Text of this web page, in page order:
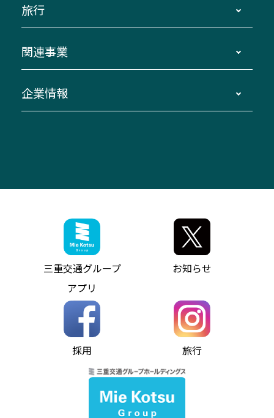
三重交通接近情報バスロケーションシステム
ダイヤ改正情報
迂回・休止について
臨時バスについて
伊勢二見鳥羽周遊バスCANばす
「みえブルーライン」（三重大学病院直通バ
神都ライナー
ミジュマルのラッピングバス（鈴鹿管内）
参宮バス
神都バス
パールシャトル
バス情報の見える化
コミュニティバス
バス・タクシー交通広告
異常事態発生時のお願い
伊賀～名古屋
南紀～VISON～名古屋
湯の山温泉～名古屋
桑名・長島温泉・金城ふ頭駅～中部国際空港
（休止中）
お客様駐車場のご案内
アイコンの説明
インターネット予約
よくあるご質問
お問い合わせ
貸切バスのご利用について
お問い合わせ
旅行
貸切バス団体旅行
美し国周遊ばす
関連事業
自家用自動車車両運行管理
ザ・バスコレクション三重交通バスセット
三重交通公式グッズ
企業情報
ファンコーナー
お問い合わせ
お知らせ・最新情報一覧
ニュースリリース
お問い合わせ
個人情報保護方針
ソーシャルメディア運用ポリシー
ホームページのご利用にあたって
Notes for Using this Website
三重交通グループ
アプリ
お知らせ
採用 旅行